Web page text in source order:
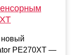
новый
PE270XT —